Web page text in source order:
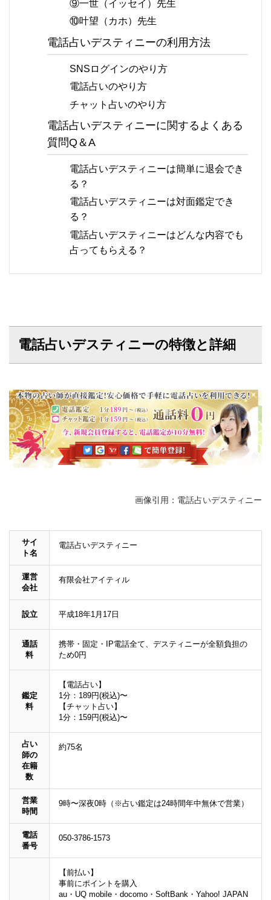
⑨一世（イッセイ）先生
⑩叶望（カホ）先生
電話占いデスティニーの利用方法
SNSログインのやり方
電話占いのやり方
チャット占いのやり方
電話占いデスティニーに関するよくある
質問Q＆A
電話占いデスティニーは簡単に退会でき
る？
電話占いデスティニーは対面鑑定でき
る？
電話占いデスティニーはどんな内容でも
占ってもらえる？
電話占いデスティニーの特徴と詳細
画像引用：電話占いデスティニー
サイ
ト名
電話占いデスティニー
運営
会社
有限会社アイティル
設立 平成18年1月17日
通話
料
携帯・固定・IP電話全て、デスティニーが全額負担の
ため0円
鑑定
料
【電話占い】
1分： 189円(税込)〜
【チャット占い】
1分： 159円(税込)〜
占い
師の
在籍
数
約75名
営業
時間
9時〜深夜0時（※占い鑑定は24時間年中無休で営業）
電話
番号
050-3786-1573
【前払い】
事前にポイントを購入
au・UQ mobile・docomo・SoftBank・Yahoo! JAPAN